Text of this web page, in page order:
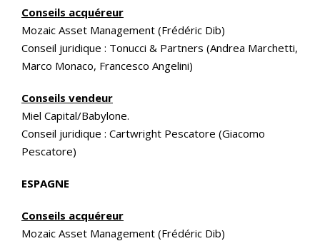
Conseils acquéreur
Mozaic Asset Management (Frédéric Dib)
Conseil juridique : Tonucci & Partners (Andrea Marchetti,
Marco Monaco, Francesco Angelini)
Conseils vendeur
Miel Capital/Babylone.
Conseil juridique : Cartwright Pescatore (Giacomo
Pescatore)
ESPAGNE
Conseils acquéreur
Mozaic Asset Management (Frédéric Dib)